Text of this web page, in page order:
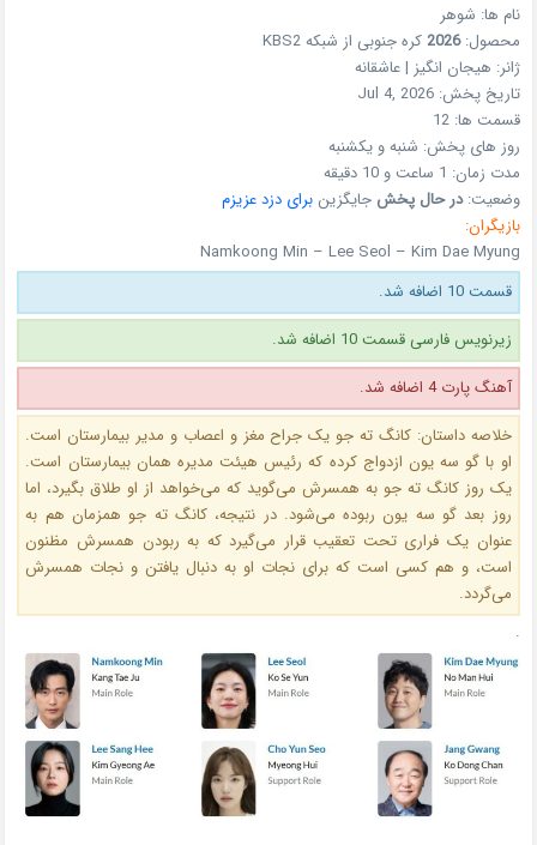
نام ها: شوهر
محصول:2026 کره جنوبی از شبکهKBS2
ژانر: هیجان انگیز | عاشقانه
تاریخ پخش:Jul 4, 2026
قسمت ها:12
روز های پخش: شنبه و یکشنبه
مدت زمان: 1 ساعت و 10 دقیقه
وضعیت:در حال پخشجایگزینبرای دزد عزیزم
بازیگران:
Namkoong Min – Lee Seol – Kim Dae Myung
قسمت 10 اضافه شد.
زیرنویس فارسی قسمت 10 اضافه شد.
آهنگ پارت 4 اضافه شد.
خلاصه داستان: کانگ ته‌ جو یک جراح مغز و اعصاب و مدیر بیمارستان است.
او با گو سه‌ یون ازدواج کرده که رئیس هیئت‌ مدیره همان بیمارستان است.
یک روز کانگ ته‌ جو به همسرش می‌گوید که می‌خواهد از او طلاق بگیرد، اما
روز بعد گو سه‌ یون ربوده می‌شود. در نتیجه، کانگ ته‌ جو همزمان هم به
عنوان یک فراری تحت تعقیب قرار می‌گیرد که به ربودن همسرش مظنون
است، و هم کسی است که برای نجات او به دنبال یافتن و نجات همسرش
می‌گردد.
.